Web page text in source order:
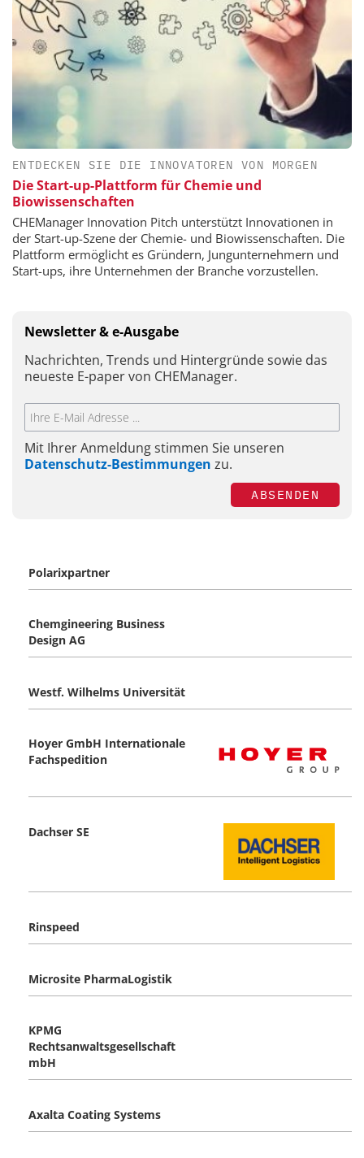
ENTDECKEN SIE DIE INNOVATOREN VON MORGEN
Die Start-up-Plattform für Chemie und
Biowissenschaften
CHEManager Innovation Pitch unterstützt Innovationen in
der Start-up-Szene der Chemie- und Biowissenschaften. Die
Plattform ermöglicht es Gründern, Jungunternehmern und
Start-ups, ihre Unternehmen der Branche vorzustellen.
Newsletter & e-Ausgabe
Nachrichten, Trends und Hintergründe sowie das
neueste E-paper von CHEManager.
Mit Ihrer Anmeldung stimmen Sie unseren
Datenschutz-Bestimmungen zu.
ABSENDEN
Polarixpartner
Chemgineering Business
Design AG
Westf. Wilhelms Universität
Hoyer GmbH Internationale
Fachspedition
Dachser SE
Rinspeed
Microsite PharmaLogistik
KPMG
Rechtsanwaltsgesellschaft
mbH
Axalta Coating Systems